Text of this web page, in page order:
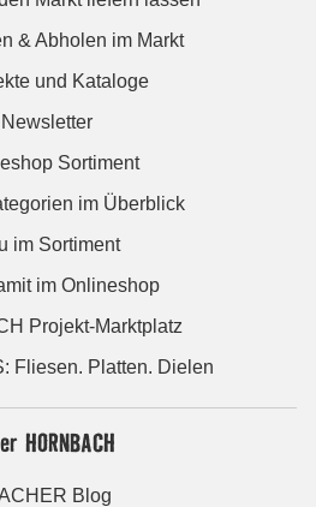
& Abholen im Markt
und Kataloge
Newsletter
Sortiment
im Überblick
im Sortiment
im Onlineshop
Projekt-Marktplatz
Fliesen. Platten. Dielen
HORNBACH
Blog